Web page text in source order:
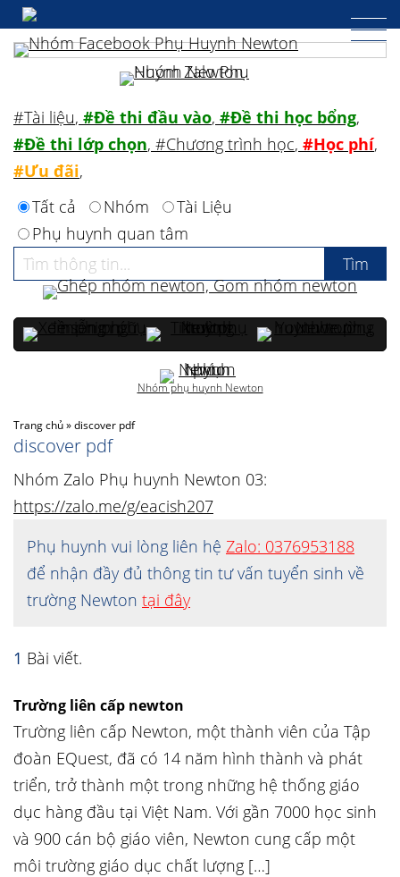
Trang chủ»discover pdf
discover pdf
Nhóm Zalo Phụ huynh Newton 03:
https://zalo.me/g/eacish207
Phụ huynh vui lòng liên hệ Zalo: 0376953188
để nhận đầy đủ thông tin tư vấn tuyển sinh về
trường Newton tại đây
1 Bài viết.
Trường liên cấp newton
Trường liên cấp Newton, một thành viên của Tập
đoàn EQuest, đã có 14 năm hình thành và phát
triển, trở thành một trong những hệ thống giáo
dục hàng đầu tại Việt Nam. Với gần 7000 học sinh
và 900 cán bộ giáo viên, Newton cung cấp một
môi trường giáo dục chất lượng […]
#Tài liệu, #Đề thi đầu vào, #Đề thi học bổng,
#Đề thi lớp chọn, #Chương trình học, #Học phí,
#Ưu đãi,
Tất cả
Nhóm
Tài Liệu
Phụ huynh quan tâm
Nhóm phụ huynh Newton